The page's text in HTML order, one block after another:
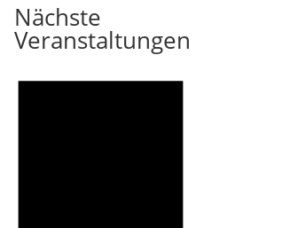
Nächste
Veranstaltungen